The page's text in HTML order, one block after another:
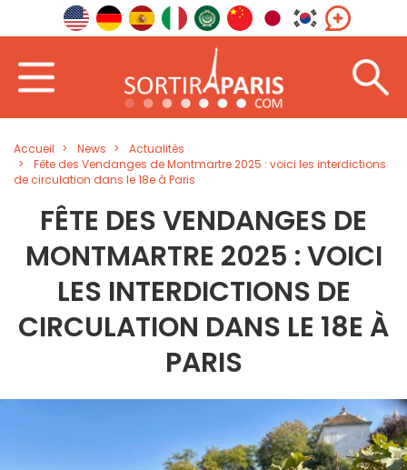
Accueil News
Actualités
Fête des Vendanges de Montmartre 2025 : voici les interdictions
de circulation dans le 18e à Paris
FÊTE DES VENDANGES DE
MONTMARTRE 2025 : VOICI
LES INTERDICTIONS DE
CIRCULATION DANS LE 18E À
PARIS